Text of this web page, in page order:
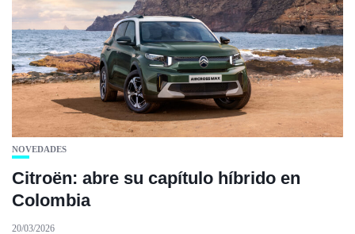
NOVEDADES
Citroën: abre su capítulo híbrido en
Colombia
20/03/2026